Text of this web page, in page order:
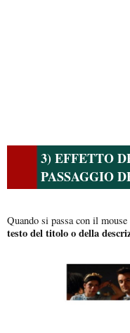
3) EFFETTO
PASSAGGIO
Quando si passa con il
testo del titolo o della